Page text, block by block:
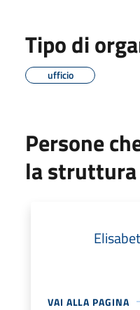
Tipo di
ufficio
Persone
la struttura
VAI ALLA PAGINA